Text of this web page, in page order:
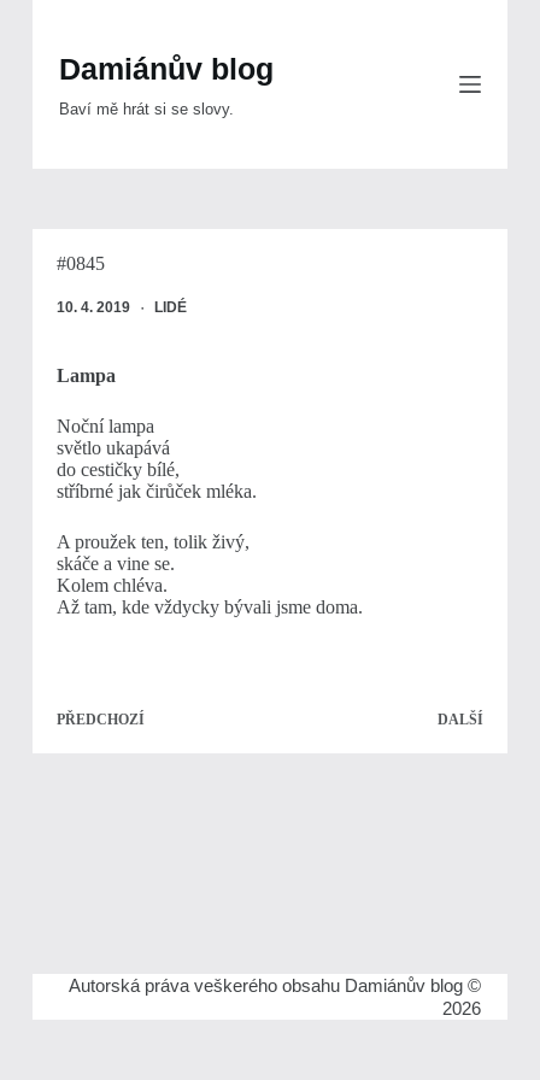
Damiánův blog
Baví mě hrát si se slovy.
#0845
10. 4. 2019 LIDÉ
Lampa
Noční lampa
světlo ukapává
do cestičky bílé,
stříbrné jak čirůček mléka.
A proužek ten, tolik živý,
skáče a vine se.
Kolem chléva.
Až tam, kde vždycky bývali jsme doma.
PŘEDCHOZÍ DALŠÍ
Autorská práva veškerého obsahu Damiánův blog ©
2026